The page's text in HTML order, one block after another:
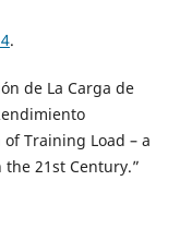
.
de La Carga de
Training Load – a
21st Century.”